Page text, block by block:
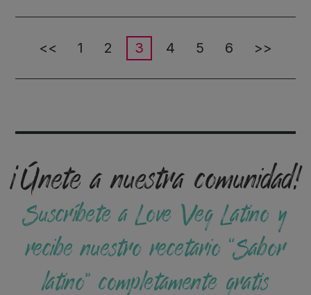
<< 1 2 3 4 5 6 >>
¡Únete a nuestra comunidad!
Suscríbete a Love Veg Latino y
recibe nuestro recetario “Sabor
latino” completamente gratis